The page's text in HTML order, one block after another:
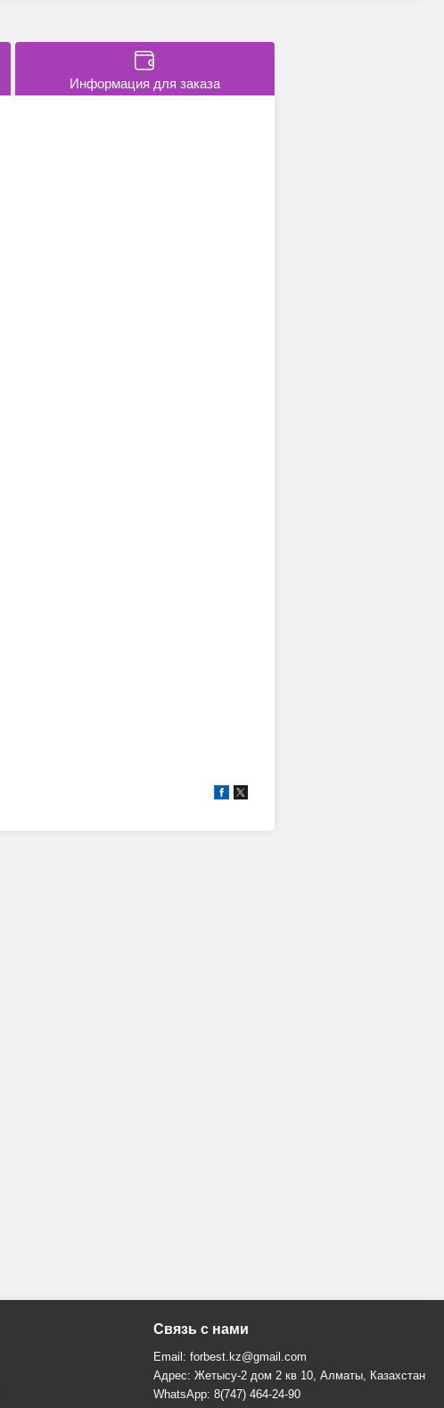
Информация для заказа
Связь с нами
Email: forbest.kz@gmail.com
Адрес: Жетысу-2 дом 2 кв 10, Алматы, Казахстан
WhatsApp: 8(747) 464-24-90